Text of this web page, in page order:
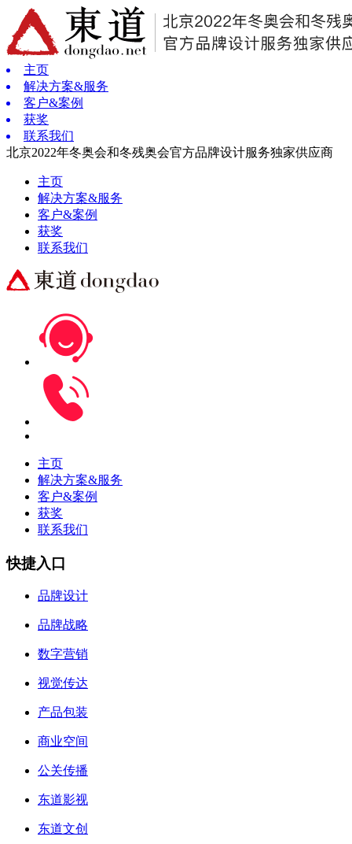
主页
解决方案&服务
客户&案例
获奖
联系我们
北京2022年冬奥会和冬残奥会官方品牌设计服务独家供应商
主页
解决方案&服务
客户&案例
获奖
联系我们
主页
解决方案&服务
客户&案例
获奖
联系我们
快捷入口
品牌设计
品牌战略
数字营销
视觉传达
产品包装
商业空间
公关传播
东道影视
东道文创